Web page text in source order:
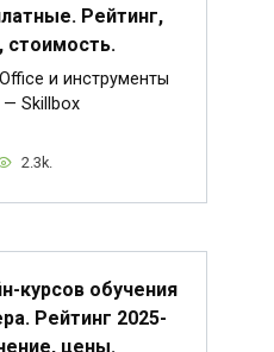
Рейтинг,
стоимость.
и инструменты
— Skillbox
2.3k.
курсов обучения
Рейтинг 2025-
цены.